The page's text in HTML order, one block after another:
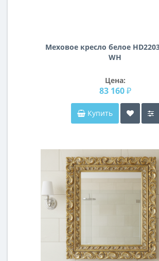
Меховое кресло белое
WH
Цена:
83 160 ₽
Купить